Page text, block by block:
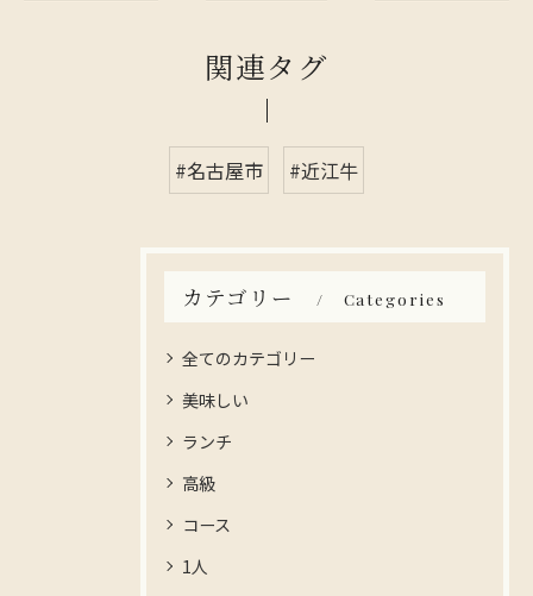
関連タグ
#名古屋市 #近江牛
カテゴリー Categories
全てのカテゴリー
美味しい
ランチ
高級
コース
1人